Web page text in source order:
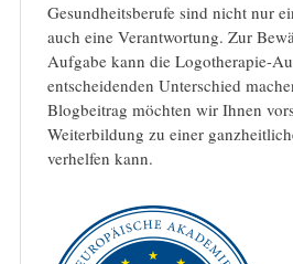
Gesundheitsberufe sind nicht nur
auch eine Verantwortung. Zur
Aufgabe kann die Logotherapie-
entscheidenden Unterschied
Blogbeitrag möchten wir Ihnen
Weiterbildung zu einer
verhelfen kann.